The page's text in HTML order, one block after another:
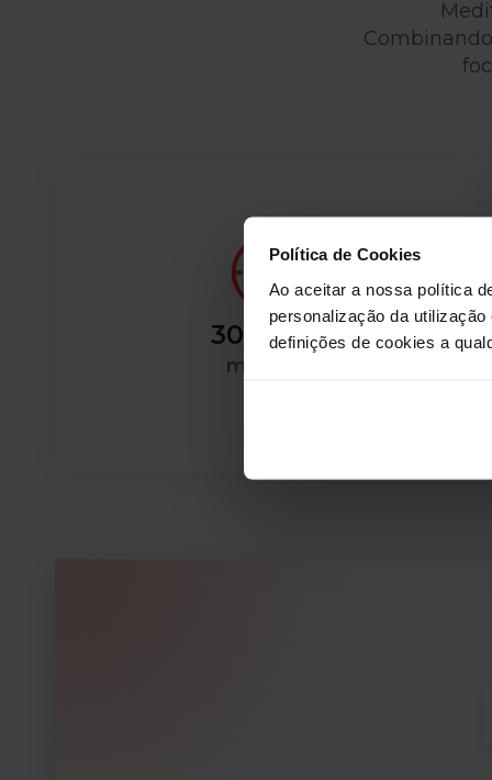
Política de Cookies
Ao aceitar a nossa política
personalização da
definições de cookies a
30/45/55
minutos